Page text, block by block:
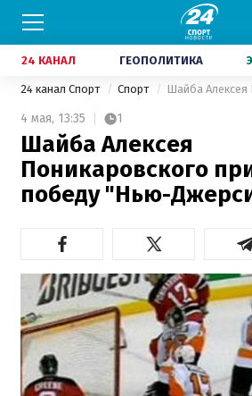
24 КАНАЛ ГЕОПОЛИТИКА
24 канал Спорт Спорт
4 мая, 13:35 1
Шайба Алексея
Поникаровского
победу "Нью-